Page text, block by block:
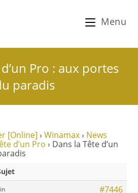
Menu
Pro : aux portes
paradis
[Online] › Winamax › News
d’un Pro › Dans la Tête d’un
#7446